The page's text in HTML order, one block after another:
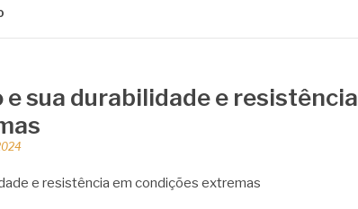
e sua durabilidade e resistência